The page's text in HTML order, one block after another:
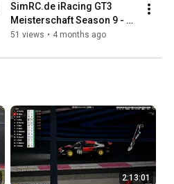
SimRC.de iRacing GT3
Meisterschaft Season 9 -
Rennen 3 - Monza
20.03.2026 -
51 views • 4 months ago
2:13:01